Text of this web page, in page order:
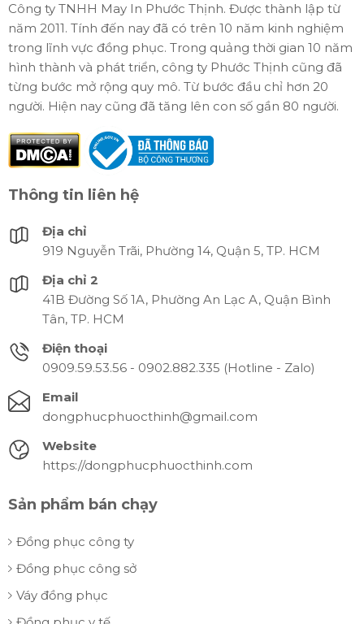
Công ty TNHH May In Phước Thịnh. Được thành lập từ
năm 2011. Tính đến nay đã có trên 10 năm kinh nghiệm
trong lĩnh vực đồng phục. Trong quảng thời gian 10 năm
hình thành và phát triển, công ty Phước Thịnh cũng đã
từng bước mở rộng quy mô. Từ bước đầu chỉ hơn 20
người. Hiện nay cũng đã tăng lên con số gần 80 người.
Thông tin liên hệ
Địa chỉ
919 Nguyễn Trãi, Phường 14, Quận 5, TP. HCM
Địa chỉ 2
41B Đường Số 1A, Phường An Lạc A, Quận Bình
Tân, TP. HCM
Điện thoại
0909.59.53.56 - 0902.882.335 (Hotline - Zalo)
Email
dongphucphuocthinh@gmail.com
Website
https://dongphucphuocthinh.com
Sản phẩm bán chạy
Đồng phục công ty
Đồng phục công sở
Váy đồng phục